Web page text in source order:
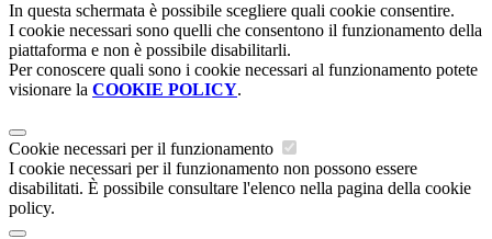
In questa schermata è possibile scegliere quali cookie consentire.
I cookie necessari sono quelli che consentono il funzionamento della
piattaforma e non è possibile disabilitarli.
Per conoscere quali sono i cookie necessari al funzionamento potete
visionare la COOKIE POLICY.
Cookie necessari per il funzionamento
I cookie necessari per il funzionamento non possono essere
disabilitati. È possibile consultare l'elenco nella pagina della cookie
policy.